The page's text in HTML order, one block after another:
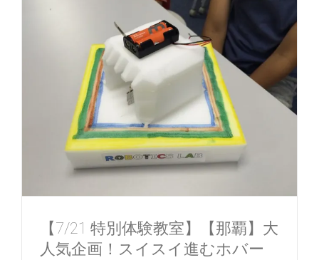
【7/21 特別体験教室】【那覇】大
人気企画！スイスイ進むホバー